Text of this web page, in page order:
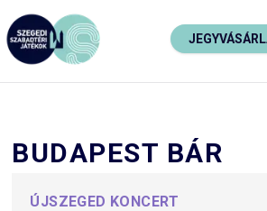
BUDAPEST BÁR
ÚJSZEGED KONCERT